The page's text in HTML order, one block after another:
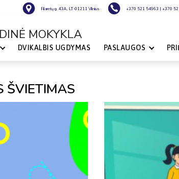
Filaretų g. 43A, LT-01211 Vilnius +370 521 54963 | +370
MOKYKLA
DVIKALBIS UGDYMAS PASLAUGOS
ŠVIETIMAS